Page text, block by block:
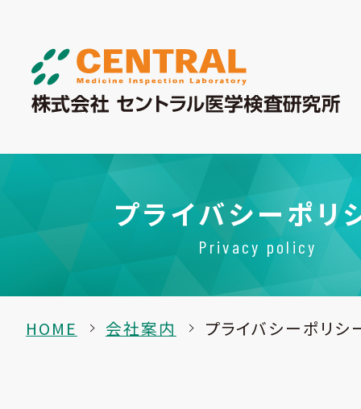
プライバシーポリ
Privacy policy
HOME 会社案内 プライバシーポリシ